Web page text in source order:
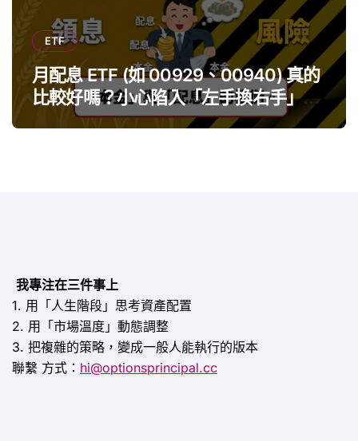
ETF
月配息 ETF (如 00929、00940) 真的
比較好嗎？小心陷入「左手換右手」迷
我專注在三件事上
1. 用「人生階段」思考資產配置
2. 用「市場溫度」動態調整
3. 把複雜的策略，變成一般人能執行的版本
聯繫 方式： hi@optionsprincipal.cc